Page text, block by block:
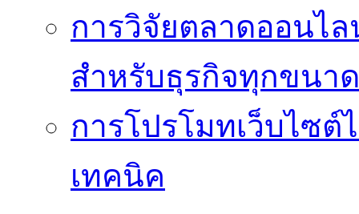
การวิจัยตลาดออนไ
สำหรับธุรกิจทุกขนาด
การโปรโมทเว็บไซต์
เทคนิค